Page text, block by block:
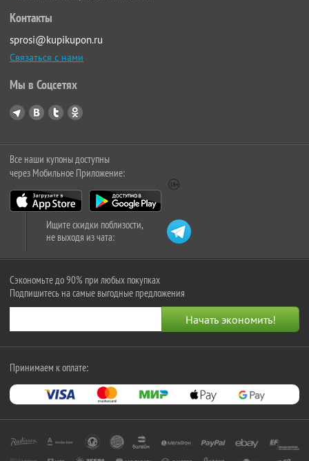
Контакты
sprosi@kupikupon.ru
Связаться с нами
Мы в Соцсетях
Все наши купоны доступны
через Мобильное Приложение:
Ищите скидки поблизости,
не выходя из чата:
Сэкономьте до 90% при любых покупках
Подпишитесь на самые выгодные предложения
Принимаем к оплате: